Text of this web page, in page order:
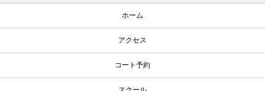
ホーム
アクセス
コート予約